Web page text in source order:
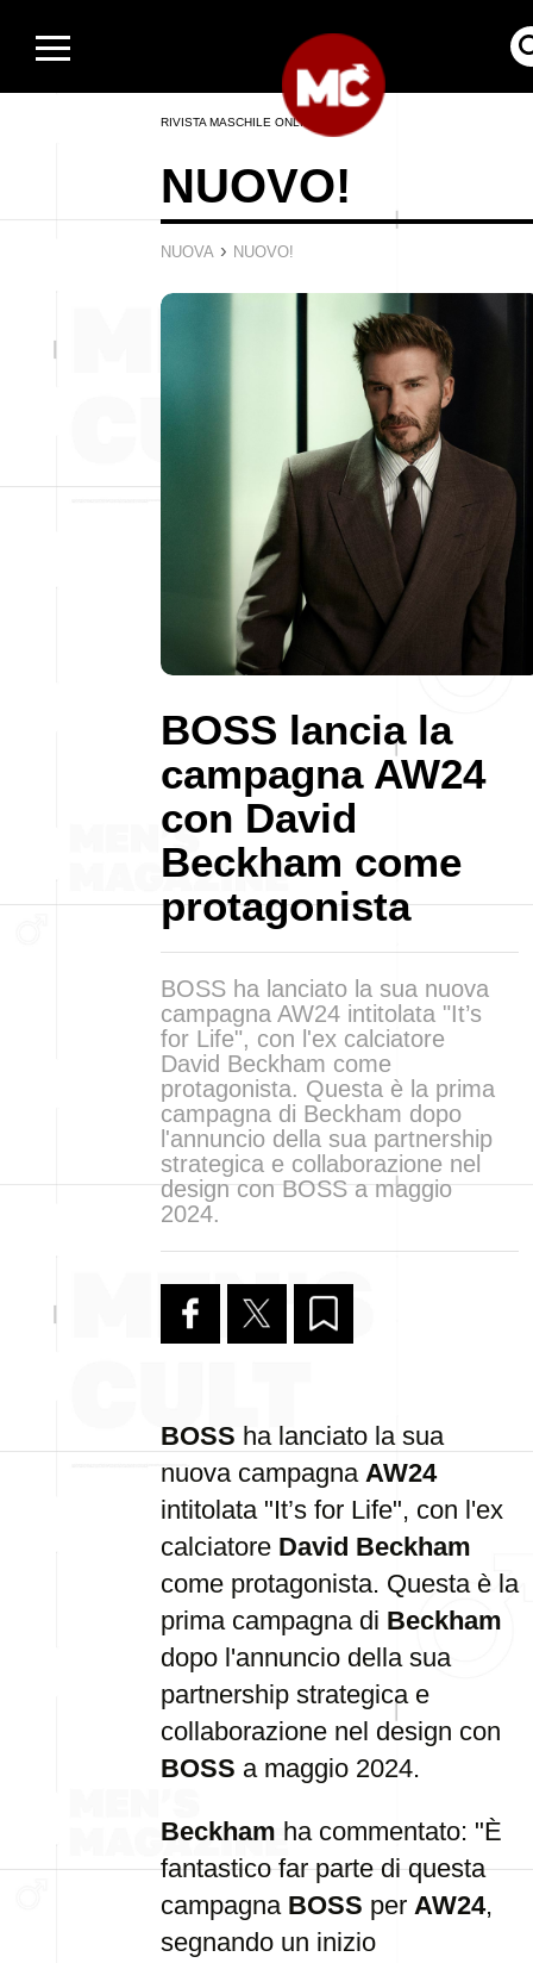
RIVISTA MASCHILE ONLINE
NUOVO!
NUOVA › NUOVO!
BOSS lancia la
campagna AW24
con David
Beckham come
protagonista
BOSS ha lanciato la sua nuova
campagna AW24 intitolata "It’s
for Life", con l'ex calciatore
David Beckham come
protagonista. Questa è la prima
campagna di Beckham dopo
l'annuncio della sua partnership
strategica e collaborazione nel
design con BOSS a maggio
2024.
BOSS ha lanciato la sua
nuova campagna AW24
intitolata "It’s for Life", con l'ex
calciatore David Beckham
come protagonista. Questa è la
prima campagna di Beckham
dopo l'annuncio della sua
partnership strategica e
collaborazione nel design con
BOSS a maggio 2024.
Beckham ha commentato: "È
fantastico far parte di questa
campagna BOSS per AW24,
segnando un inizio